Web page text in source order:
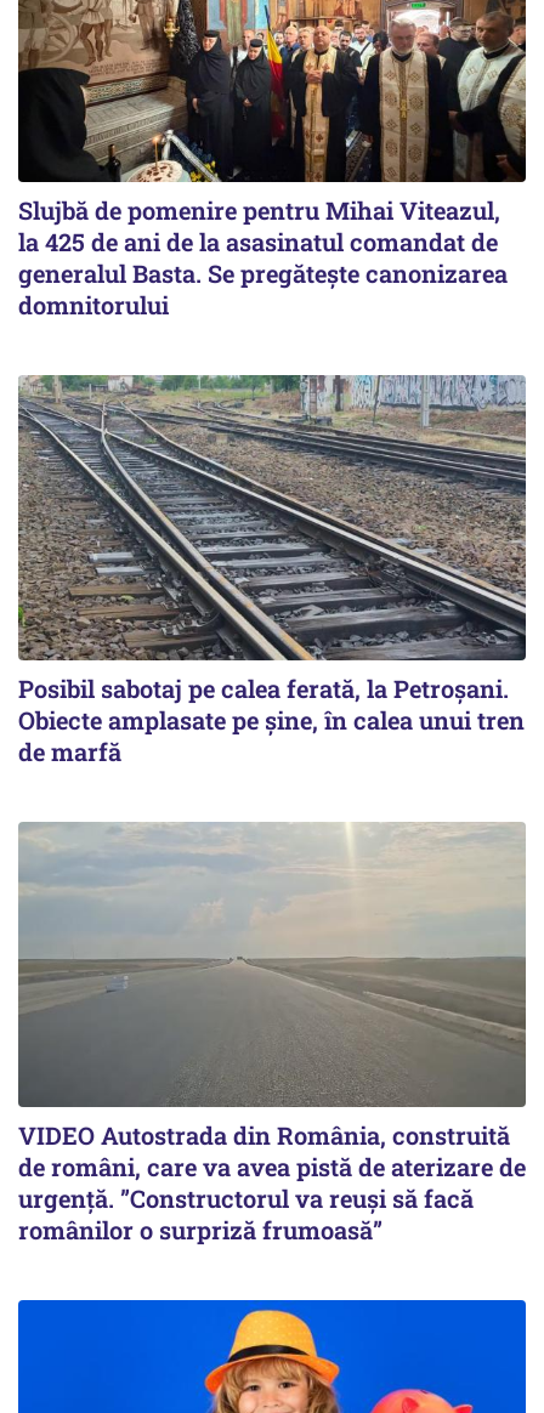
Slujbă de pomenire pentru Mihai Viteazul,
la 425 de ani de la asasinatul comandat de
generalul Basta. Se pregătește canonizarea
domnitorului
Posibil sabotaj pe calea ferată, la Petroșani.
Obiecte amplasate pe șine, în calea unui tren
de marfă
VIDEO Autostrada din România, construită
de români, care va avea pistă de aterizare de
urgență. ”Constructorul va reuși să facă
românilor o surpriză frumoasă”